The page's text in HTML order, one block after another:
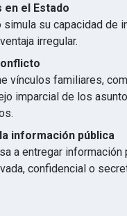
en el Estado
su capacidad de
irregular.
vínculos familiares,
imparcial de los
información pública
a entregar
confidencial o